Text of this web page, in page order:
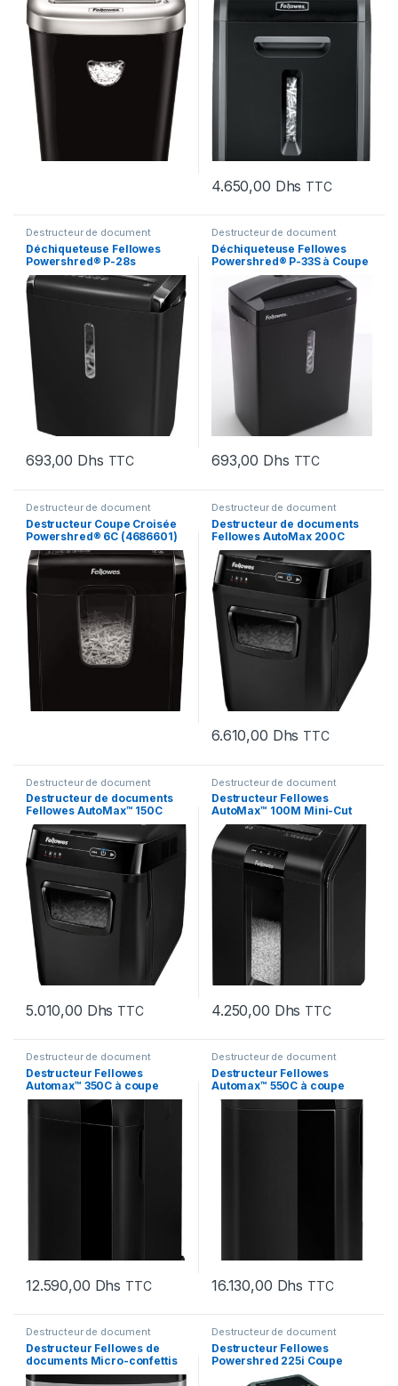
4.650,00 Dhs TTC
Destructeur de document
Déchiqueteuse Fellowes
Powershred® P-28s
(4710101)
693,00 Dhs TTC
Destructeur de document
Déchiqueteuse Fellowes
Powershred® P-33S à Coupe
Droite (3231101)
693,00 Dhs TTC
Destructeur de document
Destructeur Coupe Croisée
Powershred® 6C (4686601)
Destructeur de document
Destructeur de documents
Fellowes AutoMax 200C
Coupe croisée (4653601)
6.610,00 Dhs TTC
Destructeur de document
Destructeur de documents
Fellowes AutoMax™ 150C
Coupe croisée (4680101)
5.010,00 Dhs TTC
Destructeur de document
Destructeur Fellowes
AutoMax™ 100M Mini-Cut
(4629201)
4.250,00 Dhs TTC
Destructeur de document
Destructeur Fellowes
Automax™ 350C à coupe
transversale
12.590,00 Dhs TTC
Destructeur de document
Destructeur Fellowes
Automax™ 550C à coupe
transversale
16.130,00 Dhs TTC
Destructeur de document
Destructeur Fellowes de
documents Micro-confettis
450M (4074101)
Destructeur de document
Destructeur Fellowes
Powershred 225i Coupe
droite (4623001)